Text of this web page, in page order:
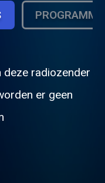
PROGRAMMA
radiozender
er geen